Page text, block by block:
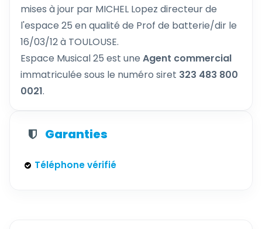
mises à jour par MICHEL Lopez directeur de
l'espace 25 en qualité de Prof de batterie/dir le
16/03/12 à TOULOUSE.
Espace Musical 25 est une Agent commercial
immatriculée sous le numéro siret 323 483 800
0021.
Garanties
Téléphone vérifié